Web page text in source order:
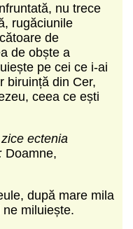
nu trece
rugăciunile
de
de obște a
pe cei ce i-ai
biruință din Cer,
ceea ce ești
ectenia
Doamne,
după mare mila
miluiește.